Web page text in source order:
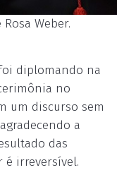
Weber.
diplomando na
no
um discurso sem
a
das
é irreversível.